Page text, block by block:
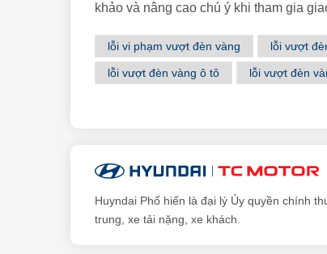
khảo và nâng cao chú ý khi tham gia
lỗi vi phạm vượt đèn vàng lỗi vượt
lỗi vượt đèn vàng ô tô lỗi vượt đèn
Huyndai Phố hiến là đại lý Ủy quyền chính
trung, xe tải nặng, xe khách.